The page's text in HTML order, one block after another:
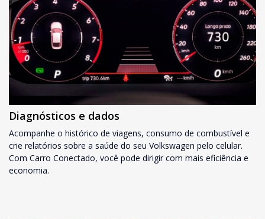
Diagnósticos e dados
Acompanhe o histórico de viagens, consumo de combustível e
crie relatórios sobre a saúde do seu Volkswagen pelo celular.
Com Carro Conectado, você pode dirigir com mais eficiência e
economia.